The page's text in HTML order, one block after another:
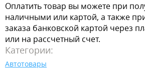
Оплатить товар вы можете при
наличными или картой, а также
заказа банковской картой через
или на рассчетный счет.
Категории:
Автотовары